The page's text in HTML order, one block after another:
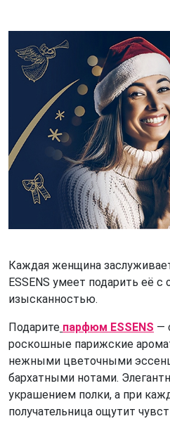
Каждая женщина
ESSENS умеет подарить её с
изысканностью.
Подарите парфюм ESSENS —
роскошные парижские
нежными цветочными
бархатными нотами.
украшением полки, а при
получательница ощутит